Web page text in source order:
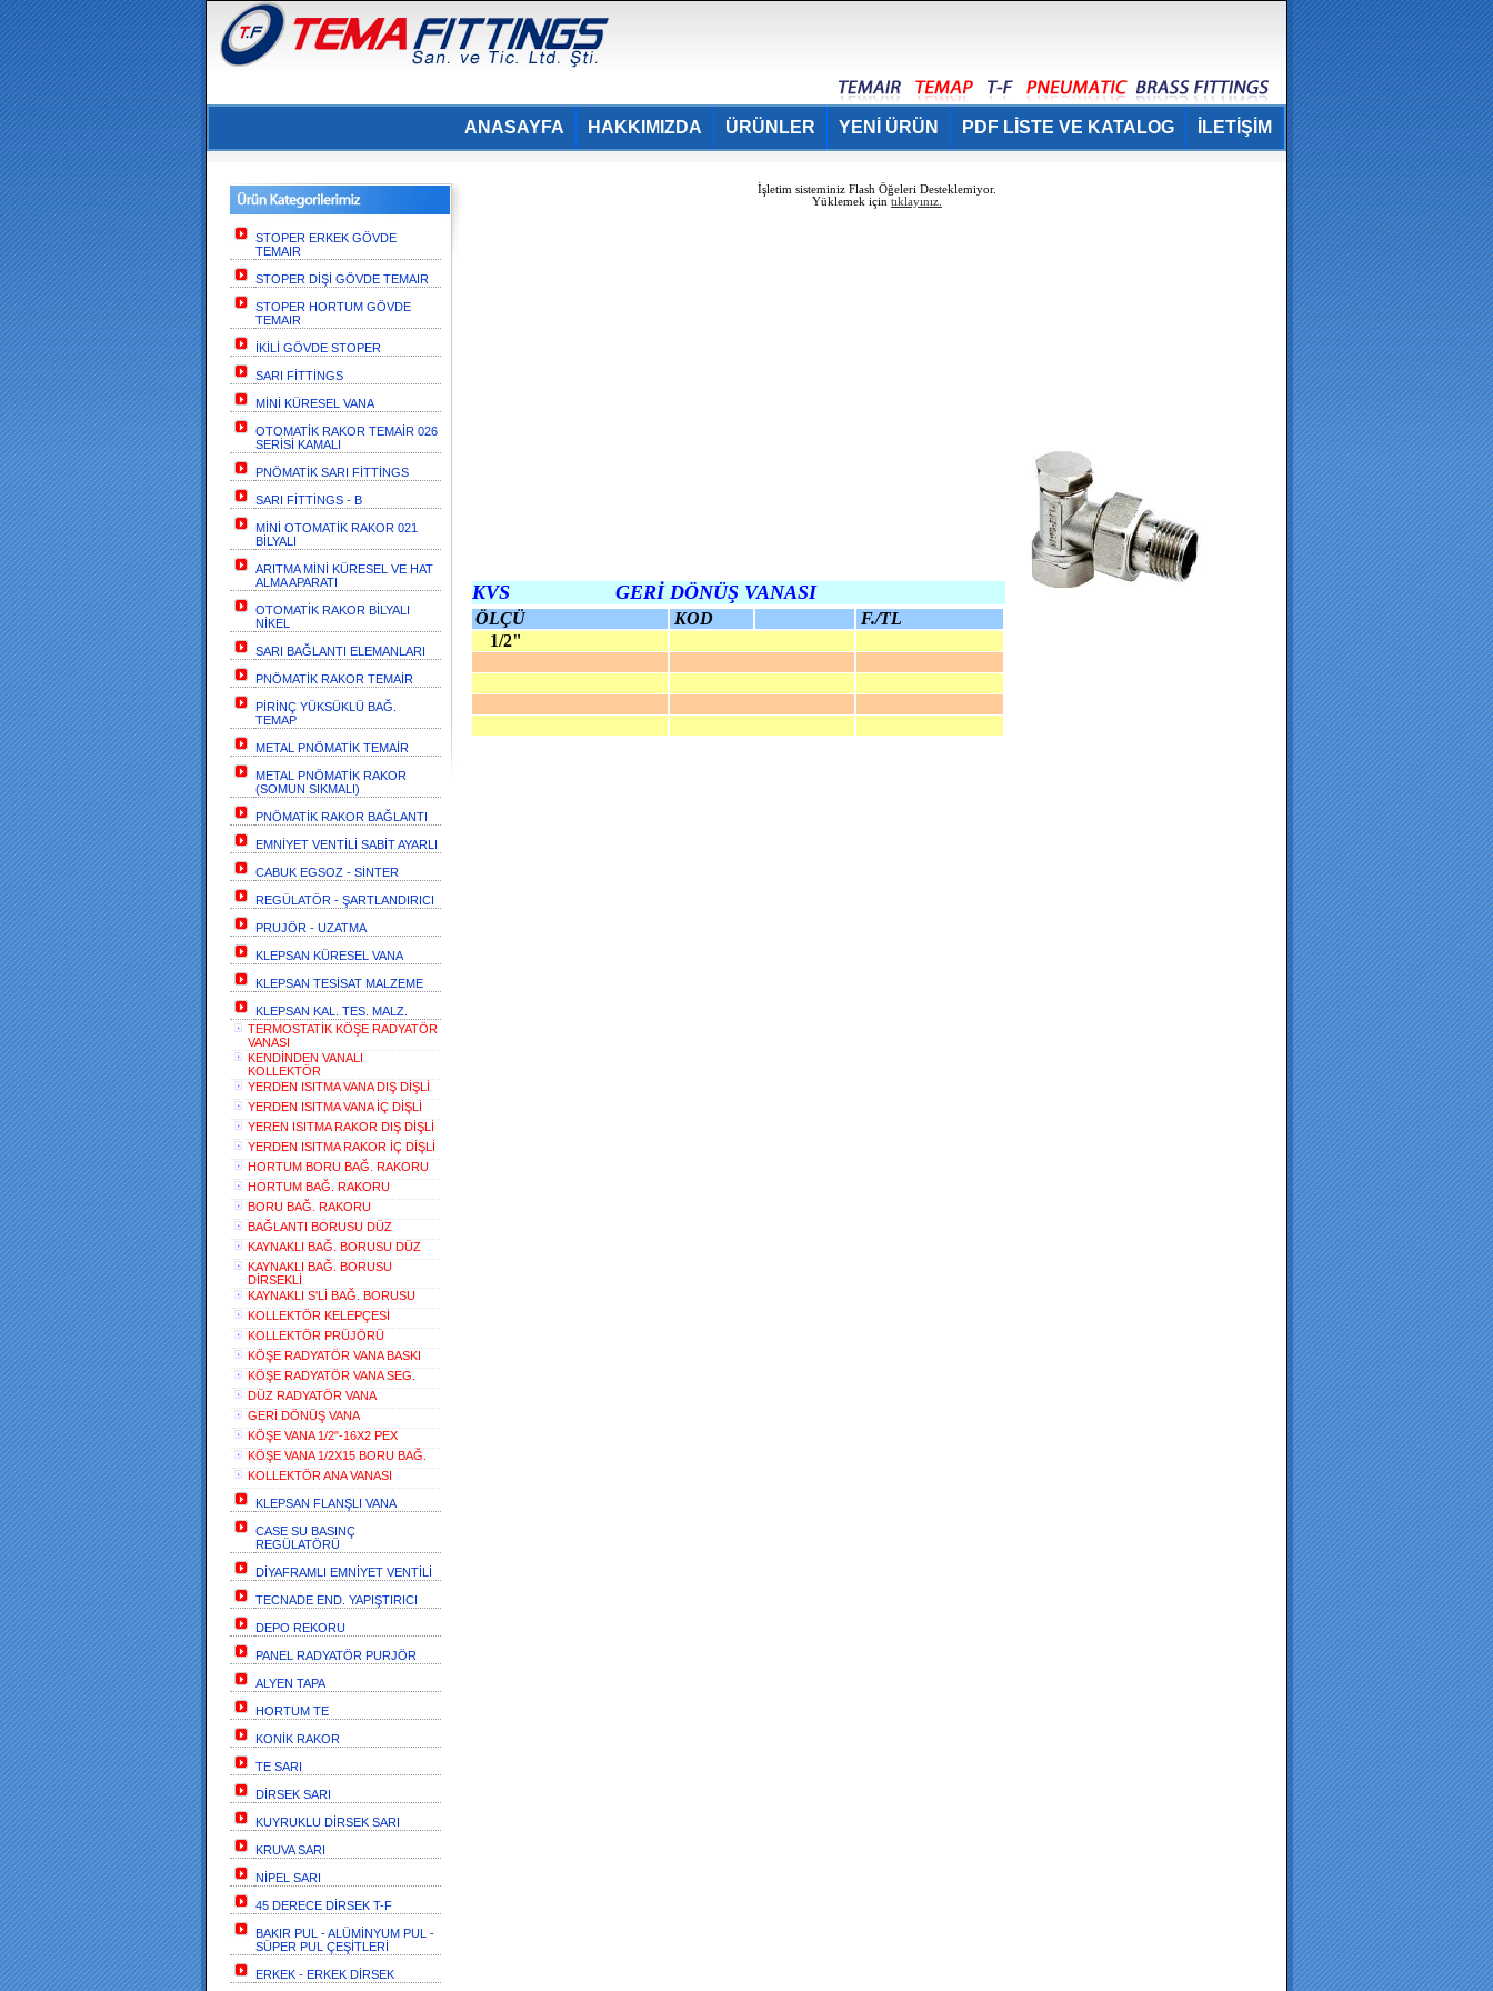
İLETİŞİM
PDF LİSTE VE KATALOG
YENİ ÜRÜN
ÜRÜNLER
HAKKIMIZDA
ANASAYFA
STOPER ERKEK GÖVDE
TEMAIR
STOPER DİŞİ GÖVDE TEMAIR
STOPER HORTUM GÖVDE
TEMAIR
İKİLİ GÖVDE STOPER
SARI FİTTİNGS
MİNİ KÜRESEL VANA
OTOMATİK RAKOR TEMAİR 026
SERİSİ KAMALI
PNÖMATİK SARI FİTTİNGS
SARI FİTTİNGS - B
MİNİ OTOMATİK RAKOR 021
BİLYALI
ARITMA MİNİ KÜRESEL VE HAT
ALMA APARATI
OTOMATİK RAKOR BİLYALI
NİKEL
SARI BAĞLANTI ELEMANLARI
PNÖMATİK RAKOR TEMAİR
PİRİNÇ YÜKSÜKLÜ BAĞ.
TEMAP
METAL PNÖMATİK TEMAİR
METAL PNÖMATİK RAKOR
(SOMUN SIKMALI)
PNÖMATİK RAKOR BAĞLANTI
EMNİYET VENTİLİ SABİT AYARLI
CABUK EGSOZ - SİNTER
REGÜLATÖR - ŞARTLANDIRICI
PRUJÖR - UZATMA
KLEPSAN KÜRESEL VANA
KLEPSAN TESİSAT MALZEME
KLEPSAN KAL. TES. MALZ.
TERMOSTATİK KÖŞE RADYATÖR
VANASI
KENDİNDEN VANALI
KOLLEKTÖR
YERDEN ISITMA VANA DIŞ DİŞLİ
YERDEN ISITMA VANA İÇ DİŞLİ
YEREN ISITMA RAKOR DIŞ DİŞLİ
YERDEN ISITMA RAKOR İÇ DİŞLİ
HORTUM BORU BAĞ. RAKORU
HORTUM BAĞ. RAKORU
BORU BAĞ. RAKORU
BAĞLANTI BORUSU DÜZ
KAYNAKLI BAĞ. BORUSU DÜZ
KAYNAKLI BAĞ. BORUSU
DİRSEKLİ
KAYNAKLI S'Lİ BAĞ. BORUSU
KOLLEKTÖR KELEPÇESİ
KOLLEKTÖR PRÜJÖRÜ
KÖŞE RADYATÖR VANA BASKI
KÖŞE RADYATÖR VANA SEG.
DÜZ RADYATÖR VANA
GERİ DÖNÜŞ VANA
KÖŞE VANA 1/2"-16X2 PEX
KÖŞE VANA 1/2X15 BORU BAĞ.
KOLLEKTÖR ANA VANASI
KLEPSAN FLANŞLI VANA
CASE SU BASINÇ
REGÜLATÖRÜ
DİYAFRAMLI EMNİYET VENTİLİ
TECNADE END. YAPIŞTIRICI
DEPO REKORU
PANEL RADYATÖR PURJÖR
ALYEN TAPA
HORTUM TE
KONİK RAKOR
TE SARI
DİRSEK SARI
KUYRUKLU DİRSEK SARI
KRUVA SARI
NİPEL SARI
45 DERECE DİRSEK T-F
BAKIR PUL - ALÜMİNYUM PUL -
SÜPER PUL ÇEŞİTLERİ
ERKEK - ERKEK DİRSEK
İşletim sisteminiz Flash Öğeleri Desteklemiyor.
Yüklemek için tıklayınız.
KVS GERİ DÖNÜŞ VANASI
ÖLÇÜ KOD
F./TL
1/2"